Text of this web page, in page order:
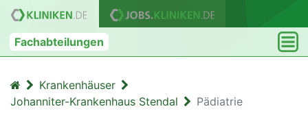
Fachabteilungen
Krankenhäuser
Johanniter-Krankenhaus Stendal
Pädiatrie